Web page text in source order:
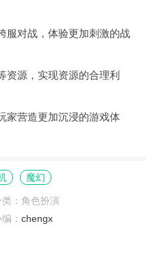
服对战，体验更加刺激的战
资源，实现资源的合理利
家营造更加沉浸的游戏体
魔幻
类：角色扮演
： chengx